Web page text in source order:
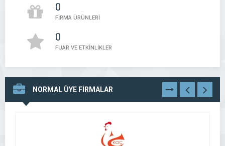
0
FİRMA ÜRÜNLERİ
0
FUAR VE ETKİNLİKLER
NORMAL ÜYE FİRMALAR TÜMÜNÜ
GÖR